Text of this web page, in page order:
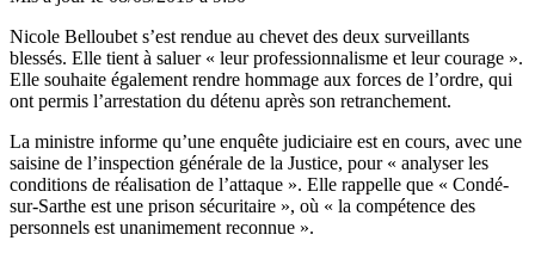
Nicole Belloubet s’est rendue au chevet des deux surveillants
blessés. Elle tient à saluer « leur professionnalisme et leur courage ».
Elle souhaite également rendre hommage aux forces de l’ordre, qui
ont permis l’arrestation du détenu après son retranchement.
La ministre informe qu’une enquête judiciaire est en cours, avec une
saisine de l’inspection générale de la Justice, pour « analyser les
conditions de réalisation de l’attaque ». Elle rappelle que « Condé-
sur-Sarthe est une prison sécuritaire », où « la compétence des
personnels est unanimement reconnue ».